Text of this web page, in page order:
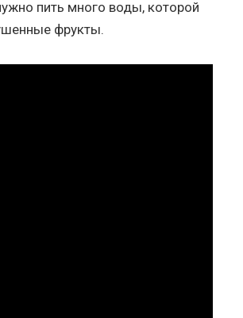
пить много воды, которой
фрукты.